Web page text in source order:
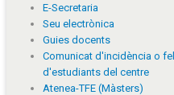
E-Secretaria
Seu electrònica
Guies docents
Comunicat d'incidència o
d'estudiants del centre
Atenea-TFE (Màsters)